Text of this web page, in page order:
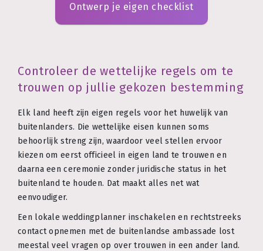
Ontwerp je eigen checklist
Controleer de wettelijke regels om te
trouwen op jullie gekozen bestemming
Elk land heeft zijn eigen regels voor het huwelijk van
buitenlanders. Die wettelijke eisen kunnen soms
behoorlijk streng zijn, waardoor veel stellen ervoor
kiezen om eerst officieel in eigen land te trouwen en
daarna een ceremonie zonder juridische status in het
buitenland te houden. Dat maakt alles net wat
eenvoudiger.
Een lokale weddingplanner inschakelen en rechtstreeks
contact opnemen met de buitenlandse ambassade lost
meestal veel vragen op over trouwen in een ander land.